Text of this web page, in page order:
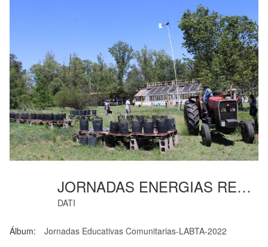
JORNADAS ENERGIAS RENOVABLES (13)
DATI
Álbum: Jornadas Educativas Comunitarias-LABTA-2022